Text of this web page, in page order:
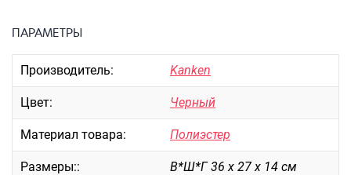
ЧЕХЛЫ ДЛЯ ЧЕМОДАНОВ
Мешки для обуви
Пеналы для школы
Новинки
ПАРАМЕТРЫ
Производитель: Kanken
Цвет: Черный
Материал товара: Полиэстер
Размеры:: В*Ш*Г 36 х 27 х 14 см